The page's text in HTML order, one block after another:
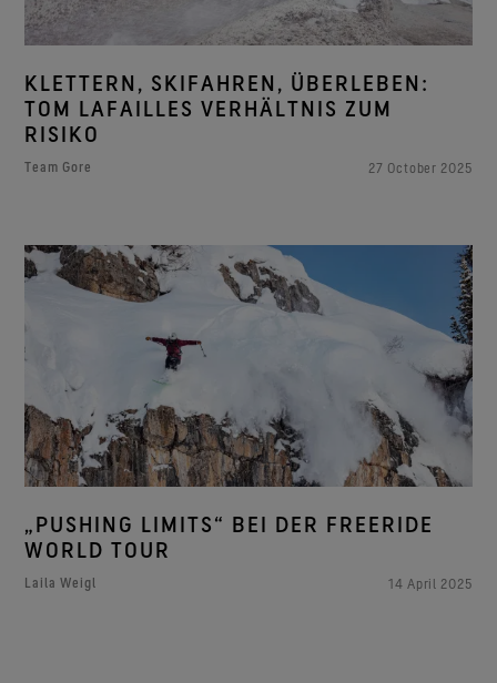
KLETTERN, SKIFAHREN, ÜBERLEBEN:
TOM LAFAILLES VERHÄLTNIS ZUM
RISIKO
Team Gore 27 October 2025
„PUSHING LIMITS“ BEI DER FREERIDE
WORLD TOUR
Laila Weigl 14 April 2025